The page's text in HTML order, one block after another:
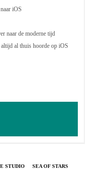
iOS
naar de moderne tijd
al thuis hoorde op iOS
STUDIO SEA OF STARS